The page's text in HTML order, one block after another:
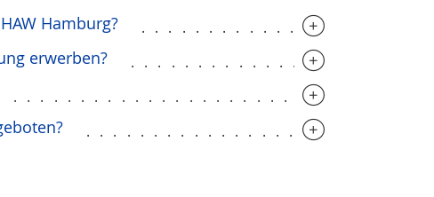
Hamburg?
erwerben?